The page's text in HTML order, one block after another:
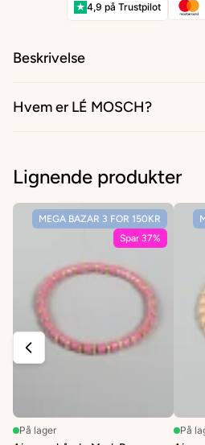
★ 4,9 på Trustpilot
Beskrivelse
Hvem er LÉ MOSCH?
Lignende produkter
MEGA BAZAR 3 FOR 150KR
Spar 37%
På lager På